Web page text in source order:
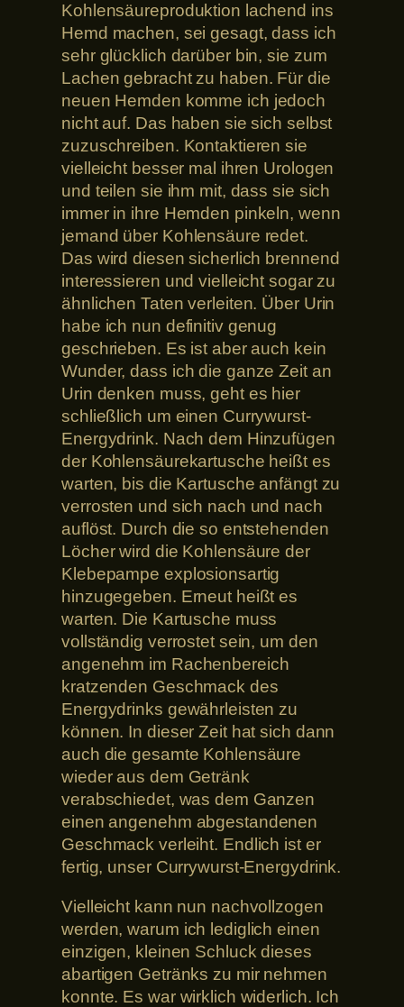
Kohlensäureproduktion lachend ins
Hemd machen, sei gesagt, dass ich
sehr glücklich darüber bin, sie zum
Lachen gebracht zu haben. Für die
neuen Hemden komme ich jedoch
nicht auf. Das haben sie sich selbst
zuzuschreiben. Kontaktieren sie
vielleicht besser mal ihren Urologen
und teilen sie ihm mit, dass sie sich
immer in ihre Hemden pinkeln, wenn
jemand über Kohlensäure redet.
Das wird diesen sicherlich brennend
interessieren und vielleicht sogar zu
ähnlichen Taten verleiten. Über Urin
habe ich nun definitiv genug
geschrieben. Es ist aber auch kein
Wunder, dass ich die ganze Zeit an
Urin denken muss, geht es hier
schließlich um einen Currywurst-
Energydrink. Nach dem Hinzufügen
der Kohlensäurekartusche heißt es
warten, bis die Kartusche anfängt zu
verrosten und sich nach und nach
auflöst. Durch die so entstehenden
Löcher wird die Kohlensäure der
Klebepampe explosionsartig
hinzugegeben. Erneut heißt es
warten. Die Kartusche muss
vollständig verrostet sein, um den
angenehm im Rachenbereich
kratzenden Geschmack des
Energydrinks gewährleisten zu
können. In dieser Zeit hat sich dann
auch die gesamte Kohlensäure
wieder aus dem Getränk
verabschiedet, was dem Ganzen
einen angenehm abgestandenen
Geschmack verleiht. Endlich ist er
fertig, unser Currywurst-Energydrink.
Vielleicht kann nun nachvollzogen
werden, warum ich lediglich einen
einzigen, kleinen Schluck dieses
abartigen Getränks zu mir nehmen
konnte. Es war wirklich widerlich. Ich